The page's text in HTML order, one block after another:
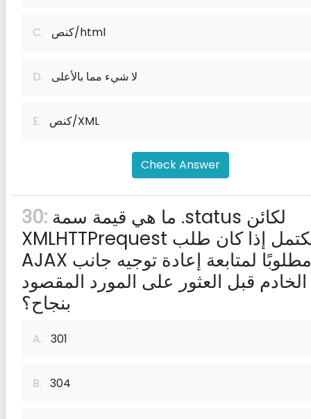
C. كنص/html
D. لا شيء مما بالأعلى
E. كنص/XML
Check Answer
30:
XMLHTTPrequest المكتمل إذا كان طلب
AJAX مطلوبًا لمتابعة إعادة توجيه جانب
الخادم قبل العثور على المورد المقصود
بنجاح؟
A. 301
B. 304